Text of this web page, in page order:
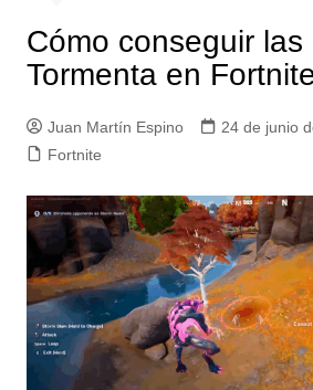
Cómo conseguir las
Tormenta en
Juan Martín Espino 24 de junio
Fortnite